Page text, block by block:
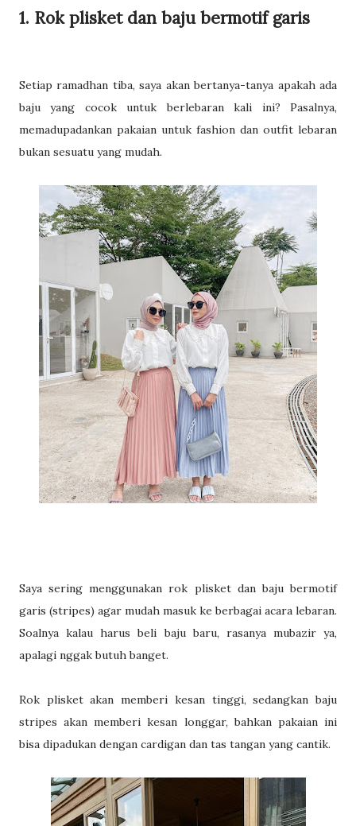
1. Rok plisket dan baju bermotif garis
Setiap ramadhan tiba, saya akan bertanya-tanya apakah ada
baju yang cocok untuk berlebaran kali ini? Pasalnya,
memadupadankan pakaian untuk fashion dan outfit lebaran
bukan sesuatu yang mudah.
Saya sering menggunakan rok plisket dan baju bermotif
garis (stripes) agar mudah masuk ke berbagai acara lebaran.
Soalnya kalau harus beli baju baru, rasanya mubazir ya,
apalagi nggak butuh banget.
Rok plisket akan memberi kesan tinggi, sedangkan baju
stripes akan memberi kesan longgar, bahkan pakaian ini
bisa dipadukan dengan cardigan dan tas tangan yang cantik.